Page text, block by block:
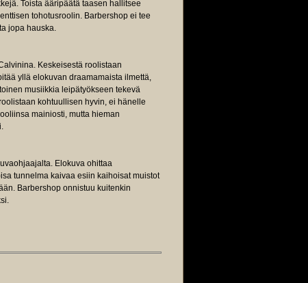
Toista ääripäätä taasen hallitsee
tohotusroolin. Barbershop ei tee
jopa hauska.
Keskeisestä roolistaan
yllä elokuvan draamamaista ilmettä,
musiikkia leipätyökseen tekevä
kohtuullisen hyvin, ei hänelle
mainiosti, mutta hieman
Elokuva ohittaa
tunnelma kaivaa esiin kaihoisat muistot
Barbershop onnistuu kuitenkin